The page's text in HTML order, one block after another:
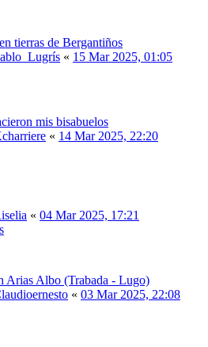
tierras de Bergantiños
« 15 Mar 2025, 01:05
mis bisabuelos
« 14 Mar 2025, 22:20
« 04 Mar 2025, 17:21
Arias Albo (Trabada - Lugo)
« 03 Mar 2025, 22:08